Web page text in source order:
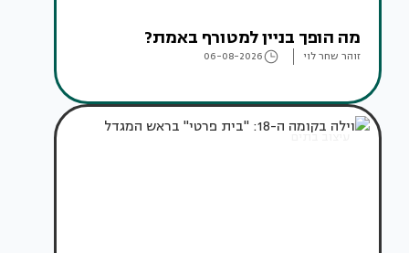
מה הופך בניין למטורף באמת?
זוהר שחר לוי 06-08-2026
עיצוב בתים